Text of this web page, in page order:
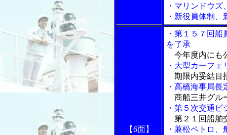
・マリンドウ
・新役員体制
【6面】
・第１５７回
を了承
今年度内にも
・大型カーフ
期限内妥結目
・高橋海事局
商船三井グル
・第５次交通
第２１回船舶
・兼松ペトロ